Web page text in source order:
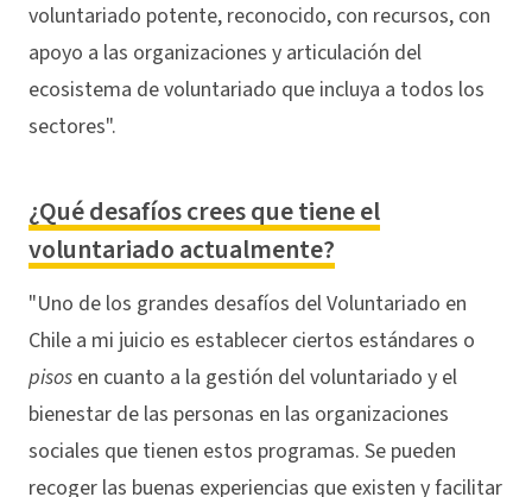
voluntariado potente, reconocido, con recursos, con
apoyo a las organizaciones y articulación del
ecosistema de voluntariado que incluya a todos los
sectores".
¿Qué desafíos crees que tiene el
voluntariado actualmente?
"Uno de los grandes desafíos del Voluntariado en
Chile a mi juicio es establecer ciertos estándares o
pisos en cuanto a la gestión del voluntariado y el
bienestar de las personas en las organizaciones
sociales que tienen estos programas. Se pueden
recoger las buenas experiencias que existen y facilitar